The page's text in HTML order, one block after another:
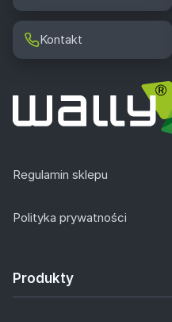
Kontakt
Regulamin sklepu
Polityka prywatności
Produkty